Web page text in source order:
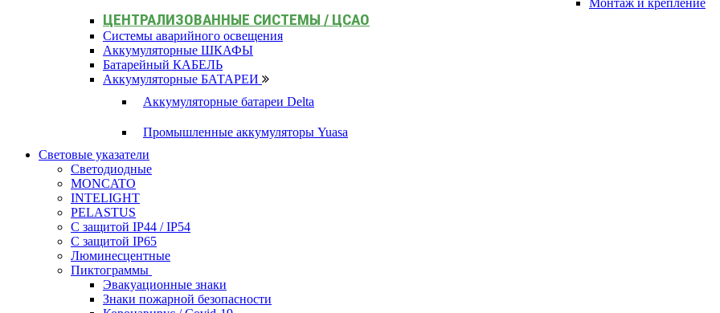
Монтаж и крепление
ЦЕНТРАЛИЗОВАННЫЕ СИСТЕМЫ / ЦСАО
Системы аварийного освещения
Аккумуляторные ШКАФЫ
Батарейный КАБЕЛЬ
Аккумуляторные БАТАРЕИ
Аккумуляторные батареи Delta
Промышленные аккумуляторы Yuasa
Световые указатели
Светодиодные
MONCATO
INTELIGHT
PELASTUS
С защитой IP44 / IP54
С защитой IP65
Люминесцентные
Пиктограммы
Эвакуационные знаки
Знаки пожарной безопасности